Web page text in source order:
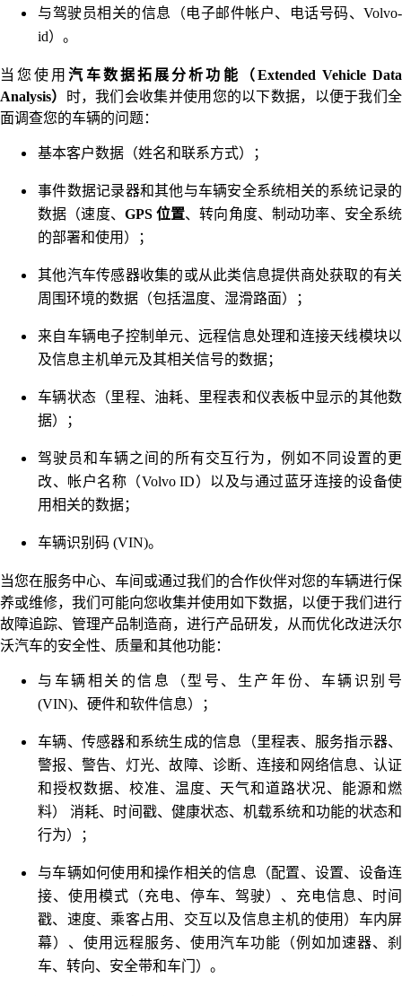
与驾驶员相关的信息（电子邮件帐户、电话号码、Volvo-
id）。
当您使用汽车数据拓展分析功能（Extended Vehicle Data
Analysis）
时，我们会收集并使用您的以下数据，以便于我们全
面调查您的车辆的问题：
基本客户数据（姓名和联系方式）；
事件数据记录器和其他与车辆安全系统相关的系统记录的
数据（速度、 GPS 位置、转向角度、制动功率、安全系统
的部署和使用）；
其他汽车传感器收集的或从此类信息提供商处获取的有关
周围环境的数据（包括温度、湿滑路面）；
来自车辆电子控制单元、远程信息处理和连接天线模块以
及信息主机单元及其相关信号的数据；
车辆状态（里程、油耗、里程表和仪表板中显示的其他数
据）；
驾驶员和车辆之间的所有交互行为，例如不同设置的更
改、帐户名称（Volvo ID）以及与通过蓝牙连接的设备使
用相关的数据；
车辆识别码 (VIN)。
当您在服务中心、车间或通过我们的合作伙伴对您的车辆进行保
养或维修，我们可能向您收集并使用如下数据，以便于我们进行
故障追踪、管理产品制造商，进行产品研发，从而优化改进沃尔
沃汽车的安全性、质量和其他功能：
与车辆相关的信息（型号、生产年份、车辆识别号
(VIN)、硬件和软件信息）；
车辆、传感器和系统生成的信息（里程表、服务指示器、
警报、警告、灯光、故障、诊断、连接和网络信息、认证
和授权数据、校准、温度、天气和道路状况、能源和燃
料） 消耗、时间戳、健康状态、机载系统和功能的状态和
行为）；
与车辆如何使用和操作相关的信息（配置、设置、设备连
接、使用模式（充电、停车、驾驶）、充电信息、时间
戳、速度、乘客占用、交互以及信息主机的使用）车内屏
幕）、使用远程服务、使用汽车功能（例如加速器、刹
车、转向、安全带和车门）。